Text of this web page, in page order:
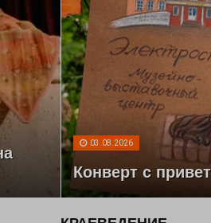
03.08.2026
Конверт с